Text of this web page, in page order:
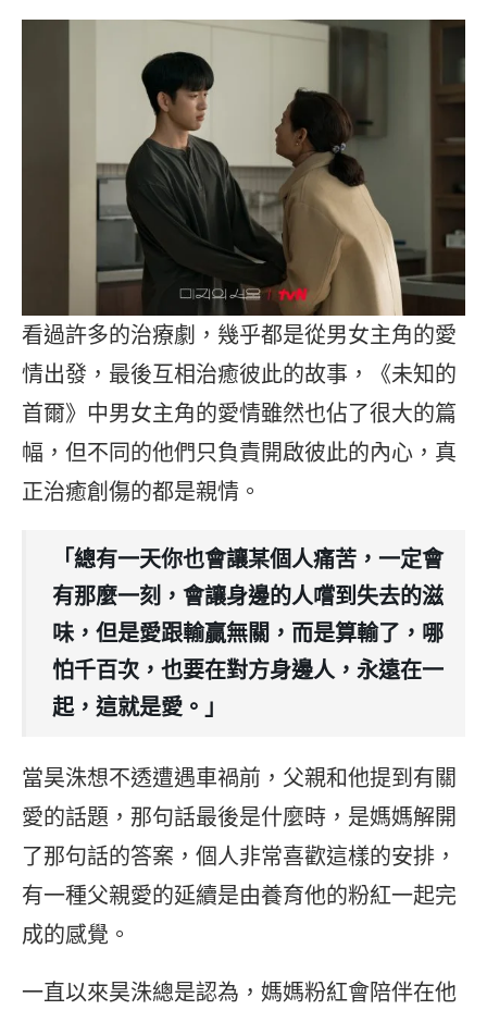
看過許多的治療劇，幾乎都是從男女主角的愛
情出發，最後互相治癒彼此的故事，《未知的
首爾》中男女主角的愛情雖然也佔了很大的篇
幅，但不同的他們只負責開啟彼此的內心，真
正治癒創傷的都是親情。
「總有一天你也會讓某個人痛苦，一定會
有那麼一刻，會讓身邊的人嚐到失去的滋
味，但是愛跟輸贏無關，而是算輸了，哪
怕千百次，也要在對方身邊人，永遠在一
起，這就是愛。」
當昊洙想不透遭遇車禍前，父親和他提到有關
愛的話題，那句話最後是什麼時，是媽媽解開
了那句話的答案，個人非常喜歡這樣的安排，
有一種父親愛的延續是由養育他的粉紅一起完
成的感覺。
一直以來昊洙總是認為，媽媽粉紅會陪伴在他